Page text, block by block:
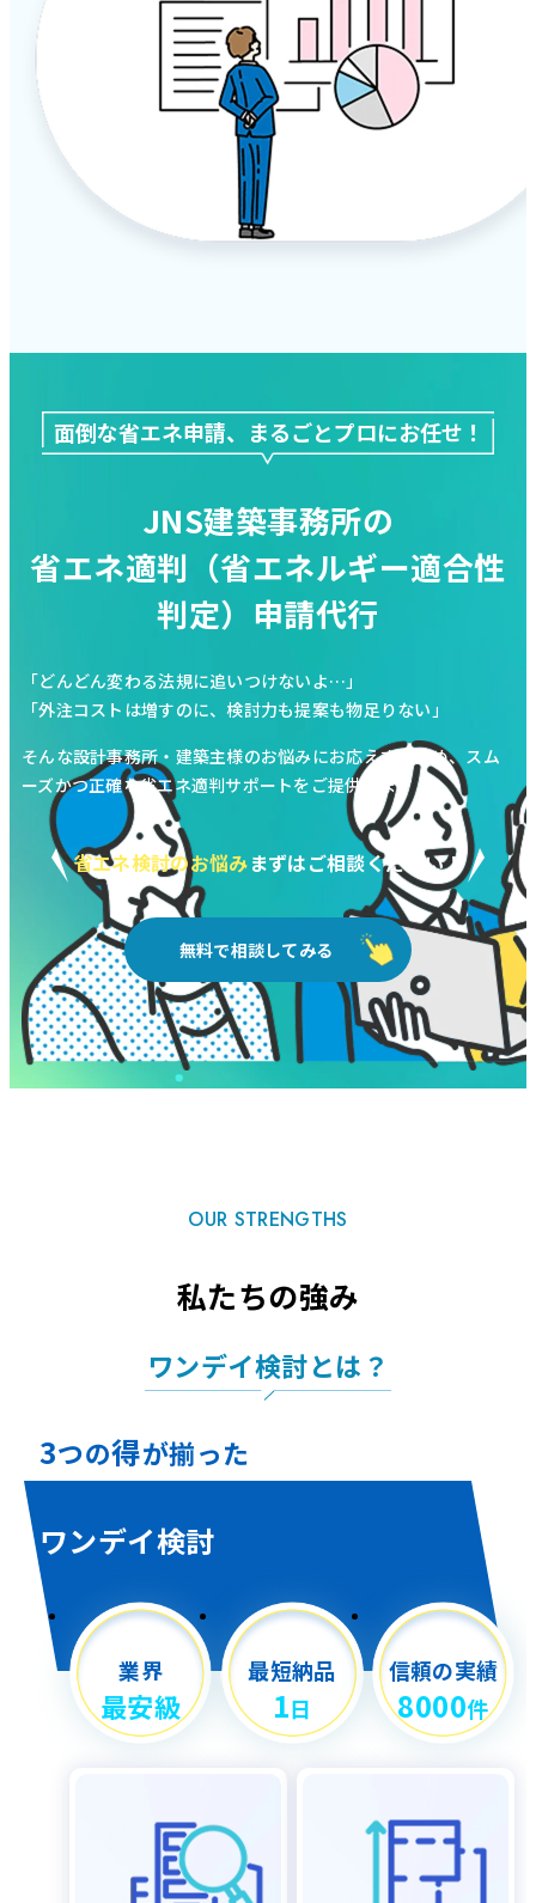
面倒な省エネ申請、まるごとプロにお任せ！
JNS建築事務所の
省エネ適判（省エネルギー適合性
判定）申請代行
「どんどん変わる法規に追いつけないよ…」
「外注コストは増すのに、検討力も提案も物足りない」
そんな設計事務所・建築主様のお悩みにお応えするため、 スム
ーズかつ正確な省エネ適判サポートをご提供します
省エネ検討のお悩みまずはご相談ください！
無料で相談してみる
OUR STRENGTHS
私たちの強み
ワンデイ検討とは？
3つの得が揃った
ワンデイ検討
業界
最安級
最短納品
1日
信頼の実績
8000件